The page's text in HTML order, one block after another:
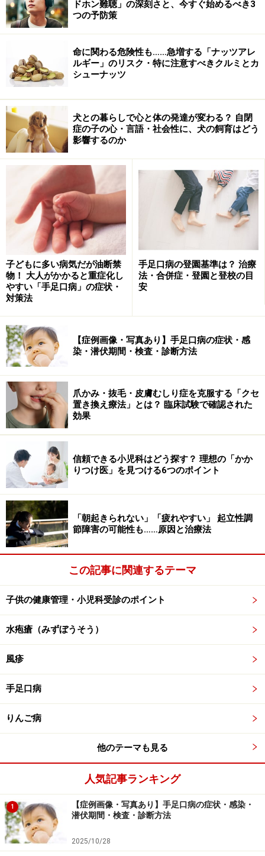
ドホン難聴」の深刻さと、今すぐ始めるべき3
つの予防策
命に関わる危険性も……急増する「ナッツアレ
ルギー」のリスク・特に注意すべきクルミとカ
シューナッツ
犬との暮らしで心と体の発達が変わる？ 自閉
症の子の心・言語・社会性に、犬の飼育はどう
影響するのか
子どもに多い病気だが油断禁
物！ 大人がかかると重症化し
やすい「手足口病」の症状・
対策法
手足口病の登園基準は？ 治療
法・合併症・登園と登校の目
安
【症例画像・写真あり】手足口病の症状・感
染・潜伏期間・検査・診断方法
爪かみ・抜毛・皮膚むしり症を克服する「クセ
置き換え療法」とは？ 臨床試験で確認された
効果
信頼できる小児科はどう探す？ 理想の「かか
りつけ医」を見つける6つのポイント
「朝起きられない」「疲れやすい」 起立性調
節障害の可能性も……原因と治療法
この記事に関連するテーマ
子供の健康管理・小児科受診のポイント
水疱瘡（みずぼうそう）
風疹
手足口病
りんご病
他のテーマも見る
人気記事ランキング
1
【症例画像・写真あり】手足口病の症状・感染・
潜伏期間・検査・診断方法
2025/10/28